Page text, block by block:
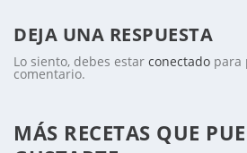
DEJA UNA RESPUESTA
Lo siento, debes estar conectado para
comentario.
MÁS RECETAS QUE